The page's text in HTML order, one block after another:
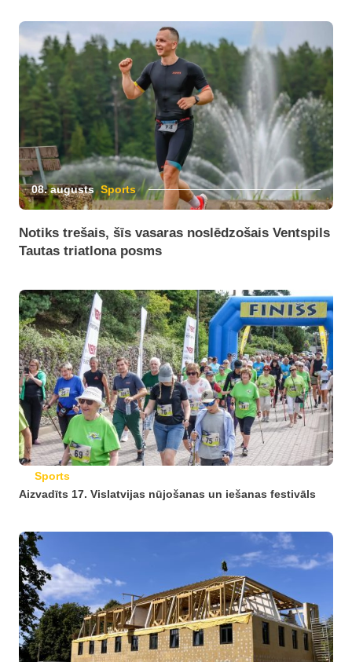
08. augusts Sports
Notiks trešais, šīs vasaras noslēdzošais Ventspils
Tautas triatlona posms
Sports
Aizvadīts 17. Vislatvijas nūjošanas un iešanas festivāls